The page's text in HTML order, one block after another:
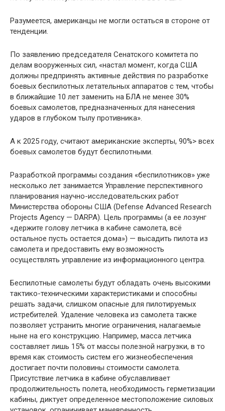
Разумеется, американцы не могли остаться в стороне от
тенденции.
По заявлению председателя Сенатского комитета по
делам вооруженных сил, «настал момент, когда США
должны предпринять активные действия по разработке
боевых беспилотных летательных аппаратов с тем, чтобы
в ближайшие 10 лет заменить на БЛА не менее 30%
боевых самолетов, предназначенных для нанесения
ударов в глубоком тылу противника».
А к 2025 году, считают американские эксперты, 90%> всех
боевых самолетов будут беспилотными.
Разработкой программы создания «беспилотников» уже
несколько лет занимается Управление перспективного
планирования научно-исследовательских работ
Министерства обороны США (Defense Advanced Research
Projects Agency — DARPA). Цель программы (а ее лозунг
«держите голову летчика в кабине самолета, всё
остальное пусть остается дома») — высадить пилота из
самолета и предоставить ему возможность
осуществлять управление из информационного центра.
Беспилотные самолеты будут обладать очень высокими
тактико-техническими характеристиками и способны
решать задачи, слишком опасные для пилотируемых
истребителей. Удаление человека из самолета также
позволяет устранить многие ограничения, налагаемые
ныне на его конструкцию. Например, масса летчика
составляет лишь 15% от массы полезной нагрузки, в то
время как стоимость систем его жизнеобеспечения
достигает почти половины стоимости самолета.
Присутствие летчика в кабине обуславливает
продолжительность полета, необходимость герметизации
кабины, диктует определенное местоположение силовых